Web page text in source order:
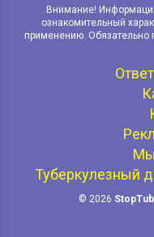
Внимание!
ознакомительный
применению. Обязательно
Мы
Туберкулезный
© 2026